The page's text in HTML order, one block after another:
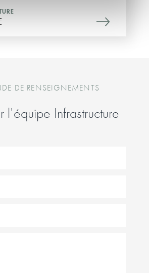
DE RENSEIGNEMENTS
l'équipe Infrastructure